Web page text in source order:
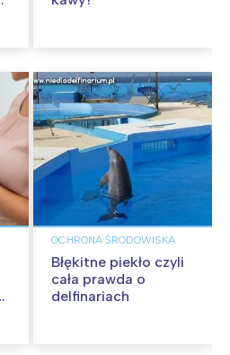
OCHRONA ŚRODOWISKA
Błękitne piekło czyli
cała prawda o
delfinariach